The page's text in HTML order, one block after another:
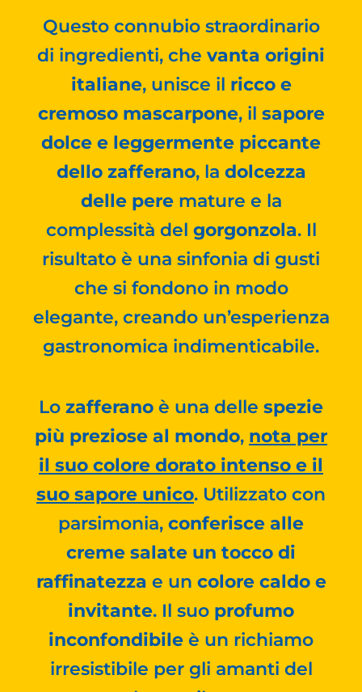
Questo connubio straordinario
di ingredienti, che vanta origini
italiane, unisce il ricco e
cremoso mascarpone, il sapore
dolce e leggermente piccante
dello zafferano, la dolcezza
delle peremature e la
complessità del gorgonzola. Il
risultato è una sinfonia di gusti
che si fondono in modo
elegante, creando un’esperienza
gastronomica indimenticabile.
Lo zafferano è una delle spezie
più preziose al mondo, nota per
il suo colore dorato intenso e il
suo sapore unico. Utilizzato con
parsimonia, conferisce alle
creme salate un tocco di
raffinatezza e un colore caldo e
invitante. Il suo profumo
inconfondibile è un richiamo
irresistibile per gli amanti del